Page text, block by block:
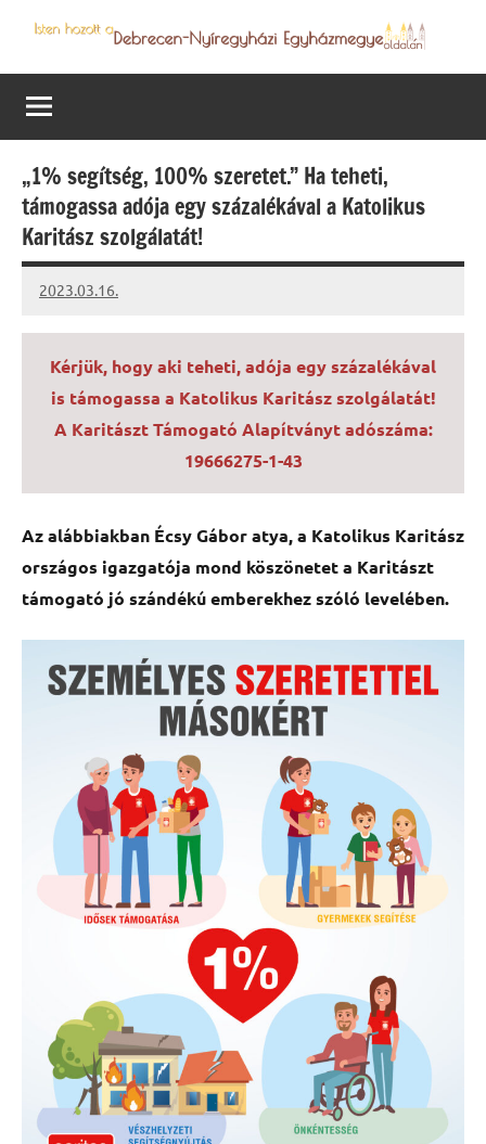
content
Debrecen-
Nyíregyházi
Egyházmegye
programjai
„1% segítség, 100% szeretet.” Ha teheti,
támogassa adója egy százalékával a Katolikus
Karitász szolgálatát!
2023.03.16.
kovacs.agi
Kérjük, hogy aki teheti, adója egy százalékával
is támogassa a Katolikus Karitász szolgálatát!
A Karitászt Támogató Alapítványt adószáma:
19666275-1-43
Az alábbiakban Écsy Gábor atya, a Katolikus Karitász
országos igazgatója mond köszönetet a Karitászt
támogató jó szándékú emberekhez szóló levelében.